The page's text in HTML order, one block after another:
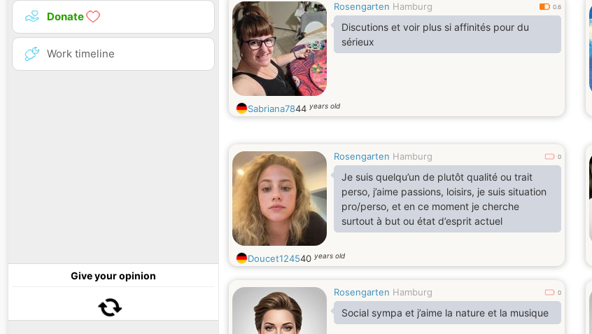
Donate
Work timeline
Give your opinion
Rosengarten Hamburg 0.6
Discutions et voir plus si affinités pour du
sérieux
Sabriana7844 years old
Rosengarten Hamburg 0
Je suis quelqu’un de plutôt qualité ou trait
perso, j’aime passions, loisirs, je suis situation
pro/perso, et en ce moment je cherche
surtout à but ou état d’esprit actuel
Doucet124540 years old
Rosengarten Hamburg 0
Social sympa et j’aime la nature et la musique